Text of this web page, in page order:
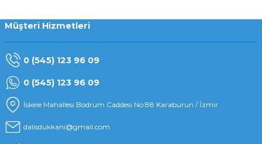
Müşteri Hizmetleri
0 (545) 123 96 09
0 (545) 123 96 09
İskele Mahallesi Bodrum Caddesi No:88 Karaburun / İzmir
dalisdukkani@gmail.com